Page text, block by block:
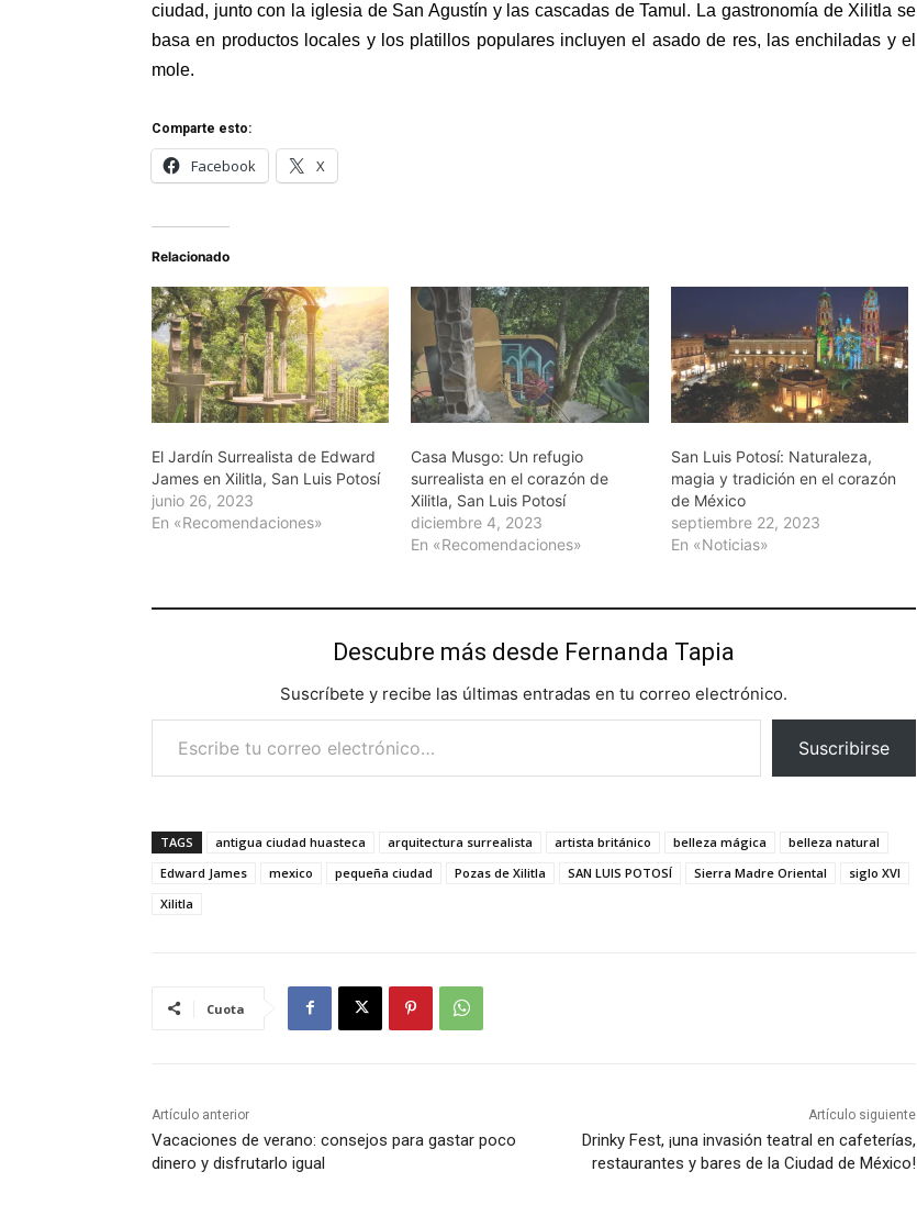
ciudad, junto con la iglesia de San Agustín y las cascadas de Tamul. La gastronomía de Xilitla se
basa en productos locales y los platillos populares incluyen el asado de res, las enchiladas y el
mole.
Comparte esto:
Facebook X
Relacionado
El Jardín Surrealista de Edward
James en Xilitla, San Luis Potosí
junio 26, 2023
En «Recomendaciones»
Casa Musgo: Un refugio
surrealista en el corazón de
Xilitla, San Luis Potosí
diciembre 4, 2023
En «Recomendaciones»
San Luis Potosí: Naturaleza,
magia y tradición en el corazón
de México
septiembre 22, 2023
En «Noticias»
Descubre más desde Fernanda Tapia
Suscríbete y recibe las últimas entradas en tu correo electrónico.
Escribe tu correo electrónico…
Suscribirse
TAGS antigua ciudad huasteca arquitectura surrealista artista británico belleza mágica
belleza natural
Edward James
mexico pequeña ciudad Pozas de Xilitla SAN LUIS POTOSÍ Sierra Madre Oriental
siglo XVI
Xilitla
Cuota
Artículo anterior
Vacaciones de verano: consejos para gastar poco
dinero y disfrutarlo igual
Artículo siguiente
Drinky Fest, ¡una invasión teatral en cafeterías,
restaurantes y bares de la Ciudad de México!